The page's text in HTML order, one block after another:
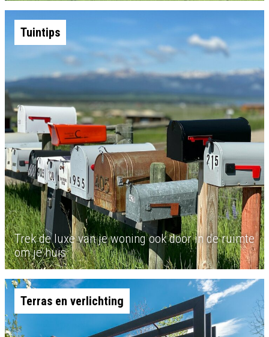
Tuintips
Trek de luxe van je woning ook door in de ruimte
om je huis
Terras en verlichting